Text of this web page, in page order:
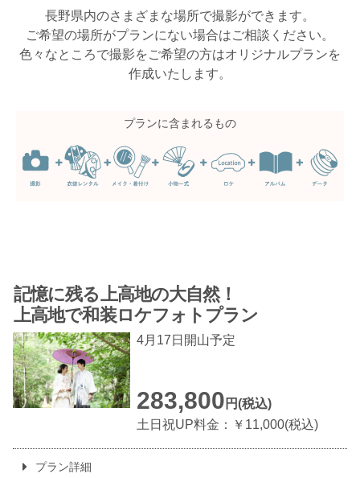
長野県内のさまざまな場所で撮影ができます。
ご希望の場所がプランにない場合はご相談ください。
色々なところで撮影をご希望の方はオリジナルプランを
作成いたします。
プランに含まれるもの
記憶に残る上高地の大自然！
上高地で和装ロケフォト プラン
4月17日開山予定
283,800 円(税込)
土日祝UP料金：￥11,000(税込)
プラン詳細